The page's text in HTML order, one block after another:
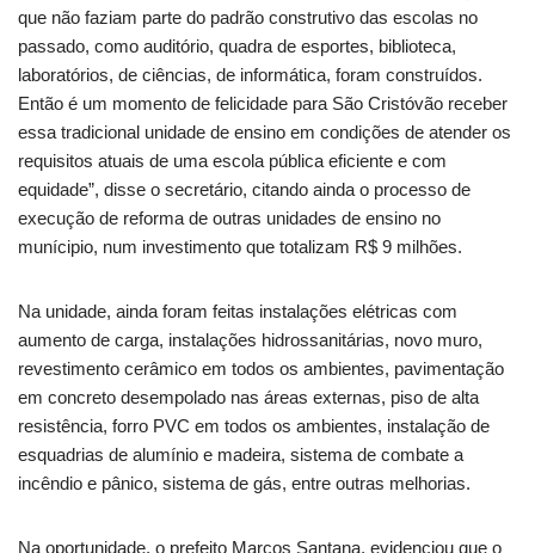
que não faziam parte do padrão construtivo das escolas no
passado, como auditório, quadra de esportes, biblioteca,
laboratórios, de ciências, de informática, foram construídos.
Então é um momento de felicidade para São Cristóvão receber
essa tradicional unidade de ensino em condições de atender os
requisitos atuais de uma escola pública eficiente e com
equidade”, disse o secretário, citando ainda o processo de
execução de reforma de outras unidades de ensino no
munícipio, num investimento que totalizam R$ 9 milhões.
Na unidade, ainda foram feitas instalações elétricas com
aumento de carga, instalações hidrossanitárias, novo muro,
revestimento cerâmico em todos os ambientes, pavimentação
em concreto desempolado nas áreas externas, piso de alta
resistência, forro PVC em todos os ambientes, instalação de
esquadrias de alumínio e madeira, sistema de combate a
incêndio e pânico, sistema de gás, entre outras melhorias.
Na oportunidade, o prefeito Marcos Santana, evidenciou que o